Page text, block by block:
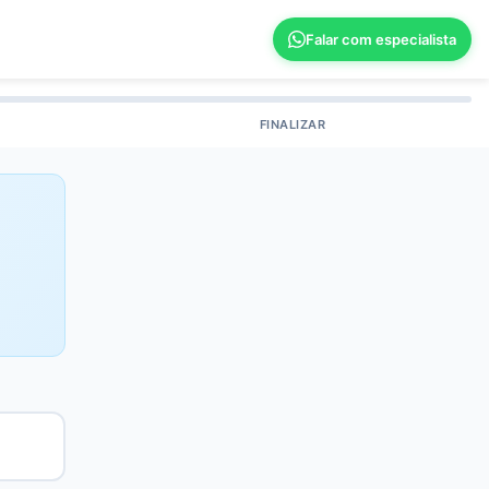
Falar com especialista
FINALIZAR